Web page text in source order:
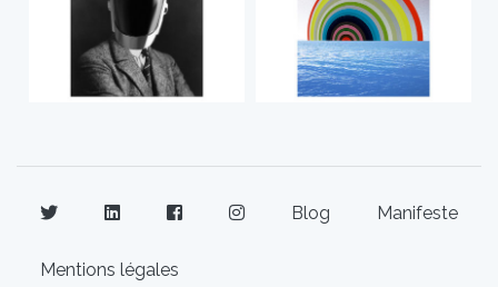
Blog Manifeste
Mentions légales